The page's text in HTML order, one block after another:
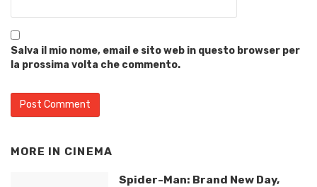
Salva il mio nome, email e sito web in questo browser per
la prossima volta che commento.
MORE IN CINEMA
Spider-Man: Brand New Day,